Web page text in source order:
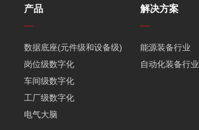
产品
数据底座(元件级和设备级)
岗位级数字化
车间级数字化
工厂级数字化
电气大脑
解决方案
能源装备行业
自动化装备行业